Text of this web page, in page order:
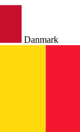
Danmark